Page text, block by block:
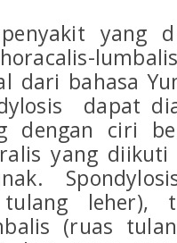
yang
dari bahasa
dapat
dengan ciri
yang
leher),
(ruas